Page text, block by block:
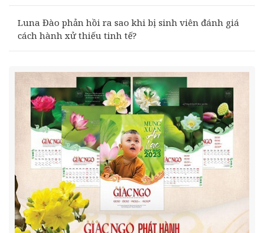
Luna Đào phản hồi ra sao khi bị sinh viên đánh giá
cách hành xử thiếu tinh tế?